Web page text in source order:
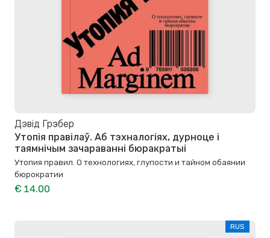
Дэвід Грэбер
Утопія правілаў. Аб тэхналогіях, дурноце і
таямнічым зачараванні бюракратыі
Утопия правил. О технологиях, глупости и тайном обаянии
бюрократии
€ 14.00
RUS